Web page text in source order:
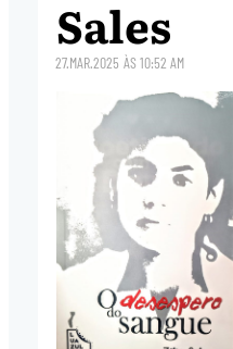
Sales
27.MAR.2025 ÀS10:52 AM